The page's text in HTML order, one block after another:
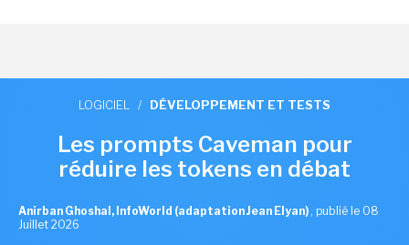
LOGICIEL / DÉVELOPPEMENT ET TESTS
Les prompts Caveman pour
réduire les tokens en débat
Anirban Ghoshal, InfoWorld (adaptation Jean Elyan) , publié le 08
Juillet 2026